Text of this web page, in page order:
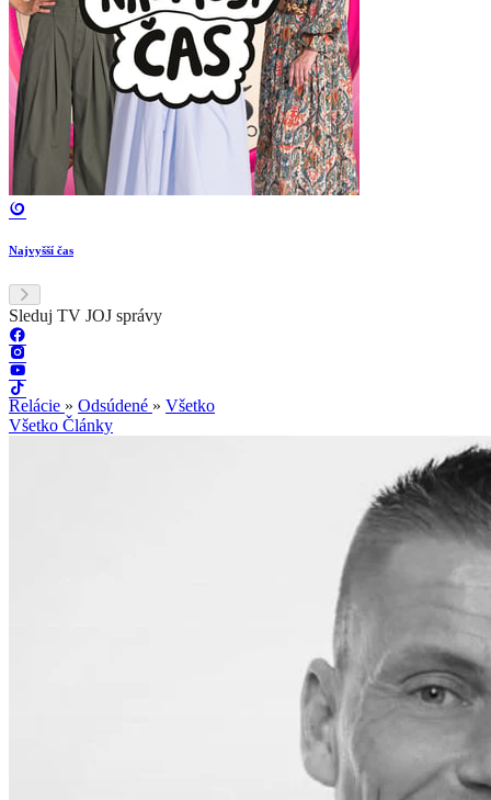
Najvyšší čas
Sleduj TV JOJ správy
Relácie » Odsúdené » Všetko
Všetko Články